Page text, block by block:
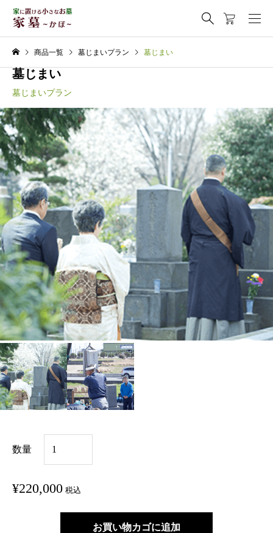
商品一覧 墓じまいプラン 墓じまい
墓じまい
墓じまいプラン
数量
じ
ま
¥220,000 税込
お買い物カゴに追加